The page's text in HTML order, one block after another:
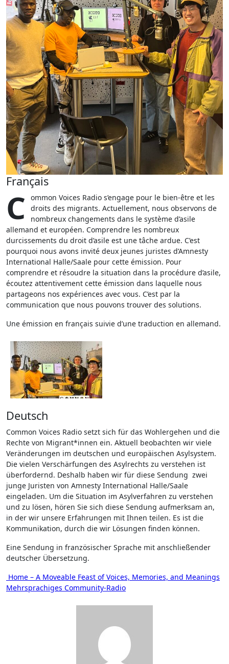
Français
C
ommon Voices Radio s’engage pour le bien-être et les
droits des migrants. Actuellement, nous observons de
nombreux changements dans le système d’asile
allemand et européen. Comprendre les nombreux
durcissements du droit d’asile est une tâche ardue. C’est
pourquoi nous avons invité deux jeunes juristes d’Amnesty
International Halle/Saale pour cette émission. Pour
comprendre et résoudre la situation dans la procédure d’asile,
écoutez attentivement cette émission dans laquelle nous
partageons nos expériences avec vous. C’est par la
communication que nous pouvons trouver des solutions.
Une émission en français suivie d’une traduction en allemand.
Deutsch
Common Voices Radio setzt sich für das Wohlergehen und die
Rechte von Migrant*innen ein. Aktuell beobachten wir viele
Veränderungen im deutschen und europäischen Asylsystem.
Die vielen Verschärfungen des Asylrechts zu verstehen ist
überfordernd. Deshalb haben wir für diese Sendung zwei
junge Juristen von Amnesty International Halle/Saale
eingeladen. Um die Situation im Asylverfahren zu verstehen
und zu lösen, hören Sie sich diese Sendung aufmerksam an,
in der wir unsere Erfahrungen mit Ihnen teilen. Es ist die
Kommunikation, durch die wir Lösungen finden können.
Eine Sendung in französischer Sprache mit anschließender
deutscher Übersetzung.
Beitragsnavigation
Home – A Moveable Feast of Voices, Memories, and Meanings
Mehrsprachiges Community-Radio